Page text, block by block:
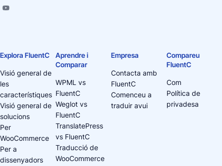
Explora FluentC
Visió general de
les
característiques
Visió general de
solucions
Per
WooCommerce
Per a
dissenyadors
Aprendre i
Comparar
WPML vs
FluentC
Weglot vs
FluentC
TranslatePress
vs FluentC
Traducció de
WooCommerce
Empresa
Contacta amb
FluentC
Comenceu a
traduir avui
Compareu
FluentC
Com
Política de
privadesa